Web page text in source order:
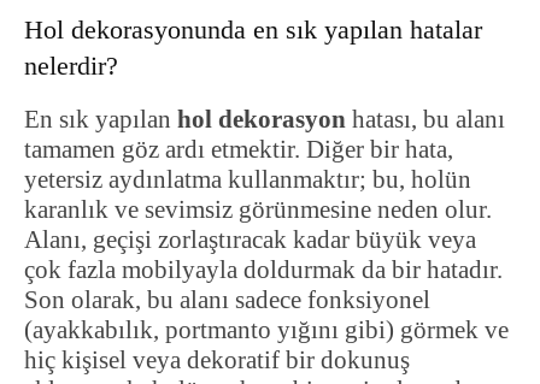
Hol dekorasyonunda en sık yapılan hatalar
nelerdir?
En sık yapılan hol dekorasyon hatası, bu alanı
tamamen göz ardı etmektir. Diğer bir hata,
yetersiz aydınlatma kullanmaktır; bu, holün
karanlık ve sevimsiz görünmesine neden olur.
Alanı, geçişi zorlaştıracak kadar büyük veya
çok fazla mobilyayla doldurmak da bir hatadır.
Son olarak, bu alanı sadece fonksiyonel
(ayakkabılık, portmanto yığını gibi) görmek ve
hiç kişisel veya dekoratif bir dokunuş